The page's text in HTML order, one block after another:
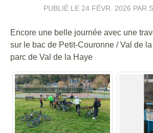
PUBLIÉ LE 24 FÉVR. 2026 PAR
Encore une belle journée avec une
sur le bac de Petit-Couronne / Val de
parc de Val de la Haye